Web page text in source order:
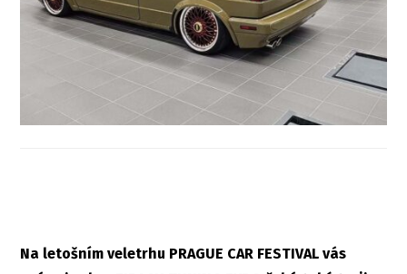
Na letošním veletrhu PRAGUE CAR FESTIVAL vás